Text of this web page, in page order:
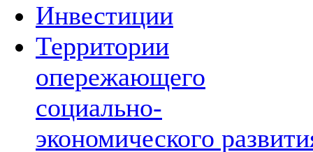
Инвестиции
Территории
опережающего
социально-
экономического